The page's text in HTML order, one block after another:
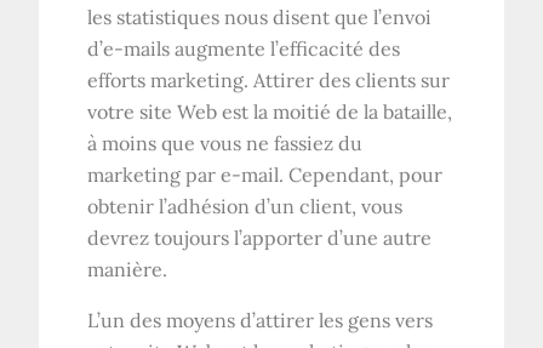
les statistiques nous disent que l’envoi
d’e-mails augmente l’efficacité des
efforts marketing. Attirer des clients sur
votre site Web est la moitié de la bataille,
à moins que vous ne fassiez du
marketing par e-mail. Cependant, pour
obtenir l’adhésion d’un client, vous
devrez toujours l’apporter d’une autre
manière.
L’un des moyens d’attirer les gens vers